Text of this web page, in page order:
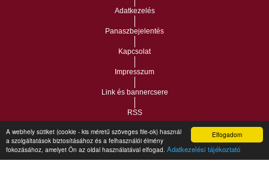
Elfogadom
A webhely sütiket (cookie - kis méretű szöveges file-ok) használ
a szolgáltatások biztosításához és a felhasználói élmény
fokozásához, amelyet Ön az oldal használatával elfogad. Adatkezelési tájékoztató
Adatkezelés
Panaszbejelentés
Kapcsolat
Impresszum
Link és bannercsere
RSS
Copyright © 2021.Vár-Köz Kft. - Ingatlan nyilvántartó, ügyviteli és
adminisztrációs szoftver